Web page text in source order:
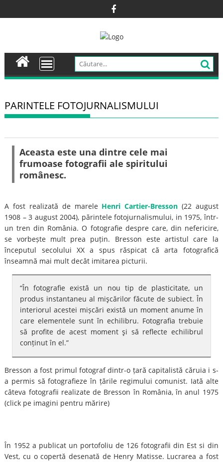
to
PARINTELE FOTOJURNALISMULUI
Aceasta este una dintre cele mai
frumoase fotografii ale spiritului
românesc.
A fost realizată de marele Henri Cartier-Bresson (22 august
1908 – 3 august 2004), părintele fotojurnalismului, in 1975, într-
un tren din România. O fotografie despre care, din nefericire,
se vorbește mult prea puțin. Bresson este artistul care la
începutul secolului XX a spus răspicat că arta fotografică
înseamnă mai mult decât imitarea picturii.
“În fotografie există un nou tip de plasticitate, un
produs instantaneu al mişcărilor făcute de subiect. În
interiorul acestei mișcări există un moment anume în
care elementele sunt în echilibru. Fotografia trebuie
să profite de acest moment şi să reflecte echilibrul
conținut în el.”
Bresson a fost primul fotograf dintr-o țară capitalistă căruia i s-
a permis să fotografieze în țările regimului comunist. Iată alte
câteva fotografii realizate de Bresson în România, în anul 1975
(click pe imagini pentru mărire)
În 1952 a publicat un portofoliu de 126 fotografii din Est si din
Vest, cu o copertă desenată de Henry Matisse. Lucrarea a fost